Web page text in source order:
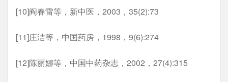
[10]阎春雷等，新中医，2003，35(2):73
[11]庄洁等，中国药房，1998，9(6):274
[12]陈丽娜等，中国中药杂志，2002，27(4):315